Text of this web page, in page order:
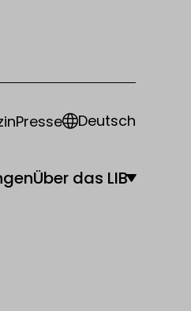
Über das LIB
Presse Deutsch